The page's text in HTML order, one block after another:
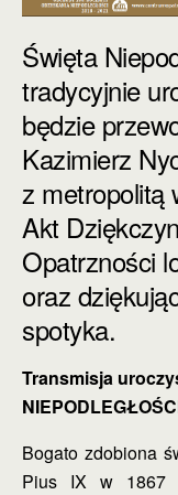
Święta
tradycyjnie
będzie
Kazimierz
z metropolitą
Akt
Opatrzności
oraz
spotyka.
Transmisja
Bogato zdobiona
Pius IX w 1867